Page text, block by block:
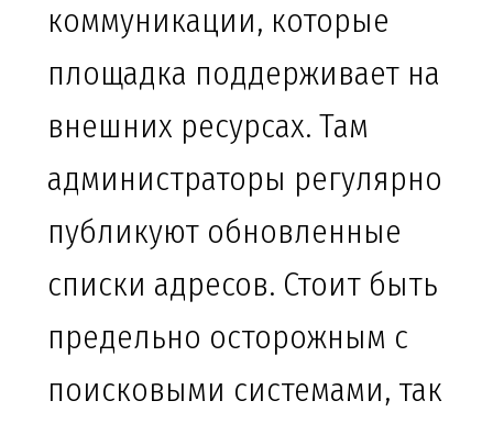
коммуникации, которые
площадка поддерживает на
внешних ресурсах. Там
администраторы регулярно
публикуют обновленные
списки адресов. Стоит быть
предельно осторожным с
поисковыми системами, так